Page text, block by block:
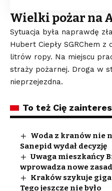
Wielki pożar na
Sytuacja była naprawdę
Hubert Ciepły SGRChem z
litrów ropy. Na miejscu
straży pożarnej. Droga w
nieprzejezdna.
To też Cię
Woda z kranów nie
Sanepid wydał decyzję
Uwaga mieszkańcy
wprowadza nowe
Kraków szykuje
Tego jeszcze nie było